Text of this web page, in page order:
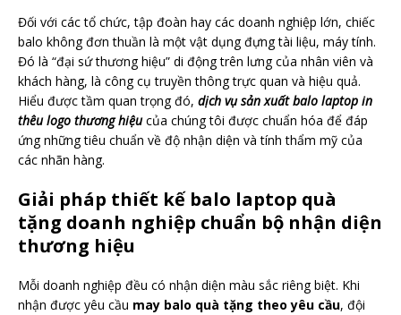
Đối với các tổ chức, tập đoàn hay các doanh nghiệp lớn, chiếc
balo không đơn thuần là một vật dụng đựng tài liệu, máy tính.
Đó là “đại sứ thương hiệu” di động trên lưng của nhân viên và
khách hàng, là công cụ truyền thông trực quan và hiệu quả.
Hiểu được tầm quan trọng đó, dịch vụ sản xuất balo laptop in
thêu logo thương hiệucủa chúng tôi được chuẩn hóa để đáp
ứng những tiêu chuẩn về độ nhận diện và tính thẩm mỹ của
các nhãn hàng.
Giải pháp thiết kế balo laptop quà
tặng doanh nghiệp chuẩn bộ nhận diện
thương hiệu
Mỗi doanh nghiệp đều có nhận diện màu sắc riêng biệt. Khi
nhận được yêu cầu may balo quà tặng theo yêu cầu, đội